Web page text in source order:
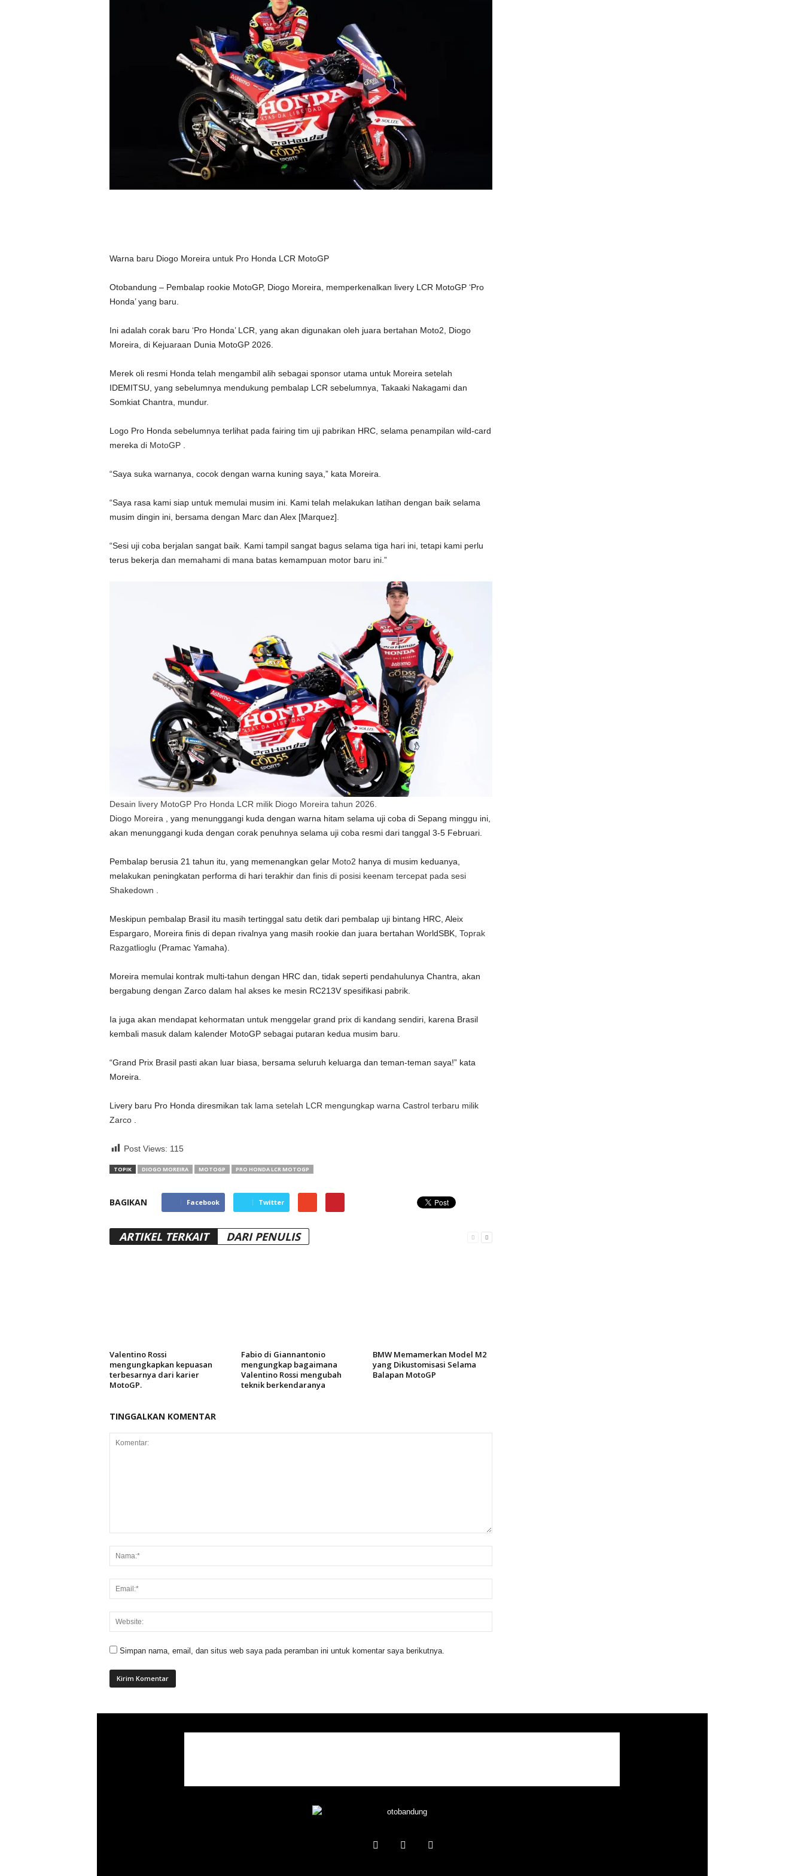
Warna baru Diogo Moreira untuk Pro Honda LCR MotoGP
Otobandung – Pembalap rookie MotoGP, Diogo Moreira, memperkenalkan livery LCR MotoGP ‘Pro
Honda’ yang baru.
Ini adalah corak baru ‘Pro Honda’ LCR, yang akan digunakan oleh juara bertahan Moto2, Diogo
Moreira, di Kejuaraan Dunia MotoGP 2026.
Merek oli resmi Honda telah mengambil alih sebagai sponsor utama untuk Moreira setelah
IDEMITSU, yang sebelumnya mendukung pembalap LCR sebelumnya, Takaaki Nakagami dan
Somkiat Chantra, mundur.
Logo Pro Honda sebelumnya terlihat pada fairing tim uji pabrikan HRC, selama penampilan wild-card
mereka di MotoGP.
“Saya suka warnanya, cocok dengan warna kuning saya,” kata Moreira.
“Saya rasa kami siap untuk memulai musim ini. Kami telah melakukan latihan dengan baik selama
musim dingin ini, bersama dengan Marc dan Alex [Marquez].
“Sesi uji coba berjalan sangat baik. Kami tampil sangat bagus selama tiga hari ini, tetapi kami perlu
terus bekerja dan memahami di mana batas kemampuan motor baru ini.”
Desain livery MotoGP Pro Honda LCR milik Diogo Moreira tahun 2026.
Diogo Moreira , yang menunggangi kuda dengan warna hitam selama uji coba di Sepang minggu ini,
akan menunggangi kuda dengan corak penuhnya selama uji coba resmi dari tanggal 3-5 Februari.
Pembalap berusia 21 tahun itu, yang memenangkan gelar Moto2 hanya di musim keduanya,
melakukan peningkatan performa di hari terakhir dan finis di posisi keenam tercepat pada sesi
Shakedown
Meskipun pembalap Brasil itu masih tertinggal satu detik dari pembalap uji bintang HRC, Aleix
Espargaro, Moreira finis di depan rivalnya yang masih rookie dan juara bertahan WorldSBK, Toprak
Razgatlioglu (Pramac Yamaha).
Moreira memulai kontrak multi-tahun dengan HRC dan, tidak seperti pendahulunya Chantra, akan
bergabung dengan Zarco dalam hal akses ke mesin RC213V spesifikasi pabrik.
Ia juga akan mendapat kehormatan untuk menggelar grand prix di kandang sendiri, karena Brasil
kembali masuk dalam kalender MotoGP sebagai putaran kedua musim baru.
“Grand Prix Brasil pasti akan luar biasa, bersama seluruh keluarga dan teman-teman saya!” kata
Moreira.
Livery baru Pro Honda diresmikan tak lama setelah LCR mengungkap warna Castrol terbaru milik
Zarco.
Post Views: 115
TOPIK DIOGO MOREIRA MOTOGP PRO HONDA LCR MOTOGP
BAGIKAN Facebook Twitter
ARTIKEL TERKAIT DARI PENULIS
Valentino Rossi
mengungkapkan kepuasan
terbesarnya dari karier
MotoGP.
Fabio di Giannantonio
mengungkap bagaimana
Valentino Rossi mengubah
teknik berkendaranya
BMW Memamerkan Model M2
yang Dikustomisasi Selama
Balapan MotoGP
TINGGALKAN KOMENTAR
Simpan nama, email, dan situs web saya pada peramban ini untuk komentar saya berikutnya.